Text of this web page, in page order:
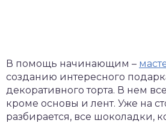
В помощь начинающим –
созданию интересного
декоративного торта. В нем
кроме основы и лент. Уже на
разбирается, все шоколадки,